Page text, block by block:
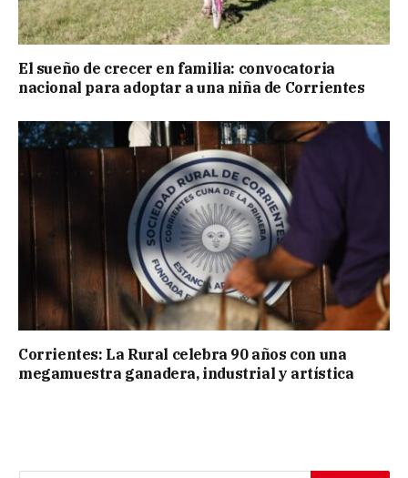
El sueño de crecer en familia: convocatoria
nacional para adoptar a una niña de Corrientes
Corrientes: La Rural celebra 90 años con una
megamuestra ganadera, industrial y artística